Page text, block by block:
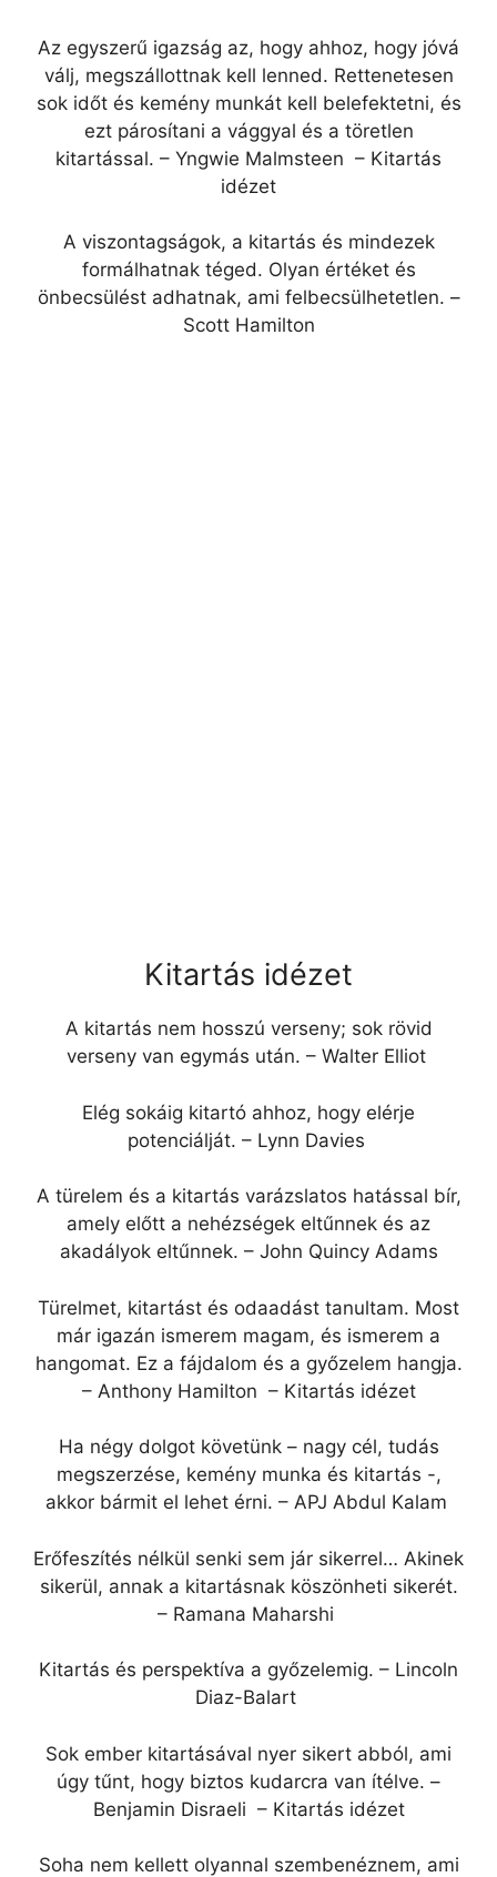
Az egyszerű igazság az, hogy ahhoz, hogy jóvá
válj, megszállottnak kell lenned. Rettenetesen
sok időt és kemény munkát kell belefektetni, és
ezt párosítani a vággyal és a töretlen
kitartással. – Yngwie Malmsteen – Kitartás
idézet
A viszontagságok, a kitartás és mindezek
formálhatnak téged. Olyan értéket és
önbecsülést adhatnak, ami felbecsülhetetlen. –
Scott Hamilton
Kitartás idézet
A kitartás nem hosszú verseny; sok rövid
verseny van egymás után. – Walter Elliot
Elég sokáig kitartó ahhoz, hogy elérje
potenciálját. – Lynn Davies
A türelem és a kitartás varázslatos hatással bír,
amely előtt a nehézségek eltűnnek és az
akadályok eltűnnek. – John Quincy Adams
Türelmet, kitartást és odaadást tanultam. Most
már igazán ismerem magam, és ismerem a
hangomat. Ez a fájdalom és a győzelem hangja.
– Anthony Hamilton – Kitartás idézet
Ha négy dolgot követünk – nagy cél, tudás
megszerzése, kemény munka és kitartás -,
akkor bármit el lehet érni. – APJ Abdul Kalam
Erőfeszítés nélkül senki sem jár sikerrel… Akinek
sikerül, annak a kitartásnak köszönheti sikerét.
– Ramana Maharshi
Kitartás és perspektíva a győzelemig. – Lincoln
Diaz-Balart
Sok ember kitartásával nyer sikert abból, ami
úgy tűnt, hogy biztos kudarcra van ítélve. –
Benjamin Disraeli – Kitartás idézet
Soha nem kellett olyannal szembenéznem, ami